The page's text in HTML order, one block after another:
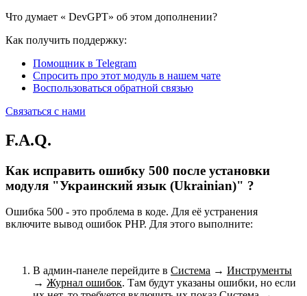
Что думает « DevGPT» об этом дополнении?
Как получить поддержку:
Помощник в Telegram
Спросить про этот модуль в нашем чате
Воспользоваться обратной связью
Связаться с нами
F.A.Q.
Как исправить ошибку 500 после установки
модуля "Украинский язык (Ukrainian)" ?
Ошибка 500 - это проблема в коде. Для её устранения
включите вывод ошибок PHP. Для этого выполните:
В админ-панеле перейдите в Система → Инструменты
→ Журнал ошибок. Там будут указаны ошибки, но если